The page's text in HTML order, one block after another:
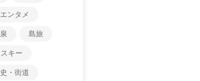
エンタメ
島旅
キー
・街道